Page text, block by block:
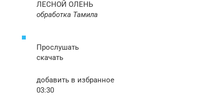
ЛЕСНОЙ ОЛЕНЬ
обработка Тамила
Прослушать
скачать
добавить в избранное
03:30